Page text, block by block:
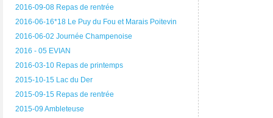
2016-09-08 Repas de rentrée
2016-06-16*18 Le Puy du Fou et Marais Poitevin
2016-06-02 Journée Champenoise
2016 - 05 EVIAN
2016-03-10 Repas de printemps
2015-10-15 Lac du Der
2015-09-15 Repas de rentrée
2015-09 Ambleteuse